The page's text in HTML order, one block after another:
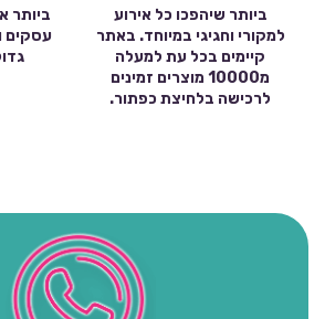
ביותר שיהפכו כל אירוע
למקורי וחגיגי במיוחד. באתר
קיימים בכל עת למעלה
מ10000 מוצרים זמינים
לרכישה בלחיצת כפתור.
ביותר
עסקים